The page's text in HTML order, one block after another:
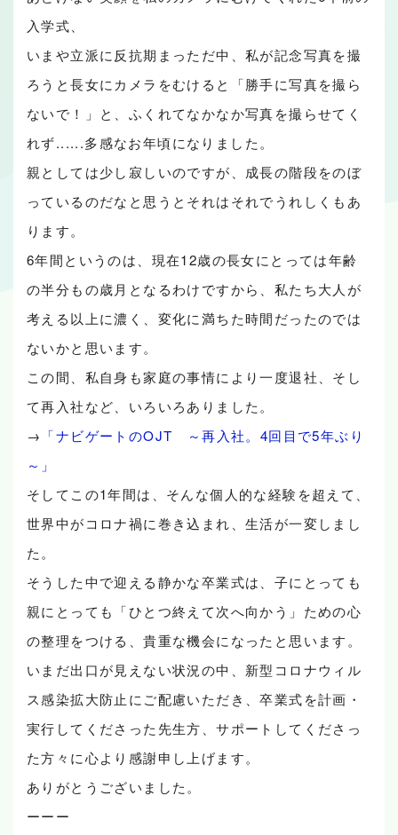
入学式、
いまや立派に反抗期まっただ中、私が記念写真を撮
ろうと長女にカメラをむけると「勝手に写真を撮ら
ないで！」と、ふくれてなかなか写真を撮らせてく
れず......多感なお年頃になりました。
親としては少し寂しいのですが、成長の階段をのぼ
っているのだなと思うとそれはそれでうれしくもあ
ります。
6年間というのは、現在12歳の長女にとっては年齢
の半分もの歳月となるわけですから、私たち大人が
考える以上に濃く、変化に満ちた時間だったのでは
ないかと思います。
この間、私自身も家庭の事情により一度退社、そし
て再入社など、いろいろありました。
→ 「ナビゲートのOJT ～再入社。4回目で5年ぶり
～」
そしてこの1年間は、そんな個人的な経験を超えて、
世界中がコロナ禍に巻き込まれ、生活が一変しまし
た。
そうした中で迎える静かな卒業式は、子にとっても
親にとっても「ひとつ終えて次へ向かう」ための心
の整理をつける、貴重な機会になったと思います。
いまだ出口が見えない状況の中、新型コロナウィル
ス感染拡大防止にご配慮いただき、卒業式を計画・
実行してくださった先生方、サポートしてくださっ
た方々に心より感謝申し上げます。
ありがとうございました。
ーーー